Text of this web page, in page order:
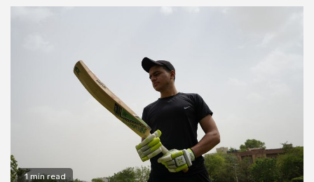
1 min read